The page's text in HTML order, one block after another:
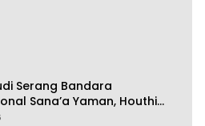
Serang Bandara
Sana’a Yaman, Houthi
Balik